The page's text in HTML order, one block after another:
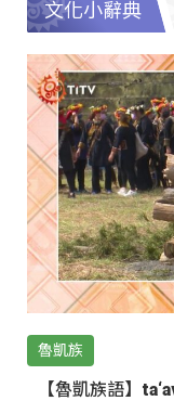
文化小辭典
魯凱族
【魯凱族語】